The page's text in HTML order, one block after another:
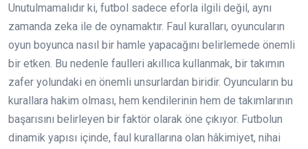
Unutulmamalıdır ki, futbol sadece eforla ilgili değil, aynı
zamanda zeka ile de oynamaktır. Faul kuralları, oyuncuların
oyun boyunca nasıl bir hamle yapacağını belirlemede önemli
bir etken. Bu nedenle faulleri akıllıca kullanmak, bir takımın
zafer yolundaki en önemli unsurlardan biridir. Oyuncuların bu
kurallara hakim olması, hem kendilerinin hem de takımlarının
başarısını belirleyen bir faktör olarak öne çıkıyor. Futbolun
dinamik yapısı içinde, faul kurallarına olan hâkimiyet, nihai